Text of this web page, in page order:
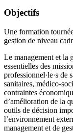
Objectifs
Une formation
gestion de niveau
Le management et la
essentielles des
professionnel·le·s de
sanitaires, médico-
contraintes
d’amélioration de la
outils de décision
l’environnement
management et de